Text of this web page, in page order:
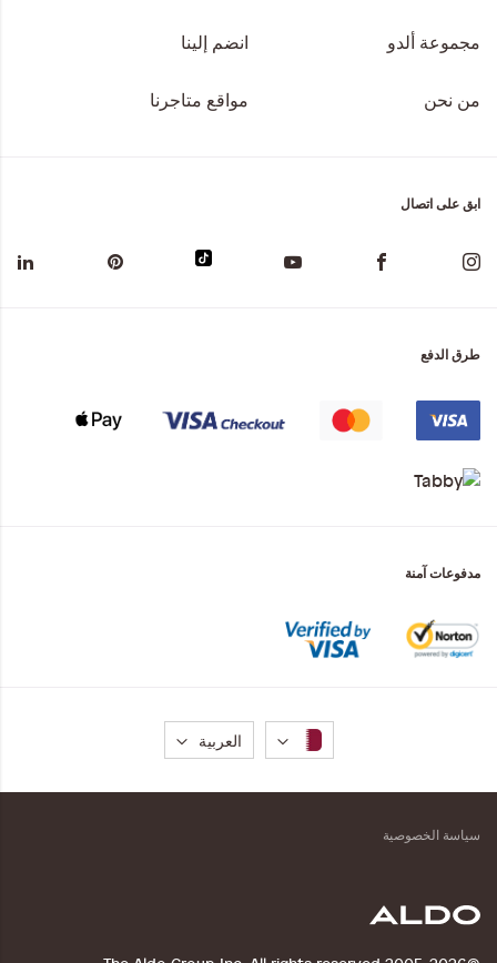
مجموعة ألدو انضم إلينا
من نحن مواقع متاجرنا
ابق على اتصال
طرق الدفع
مدفوعات آمنة
لغة
العربية
سياسة الخصوصية